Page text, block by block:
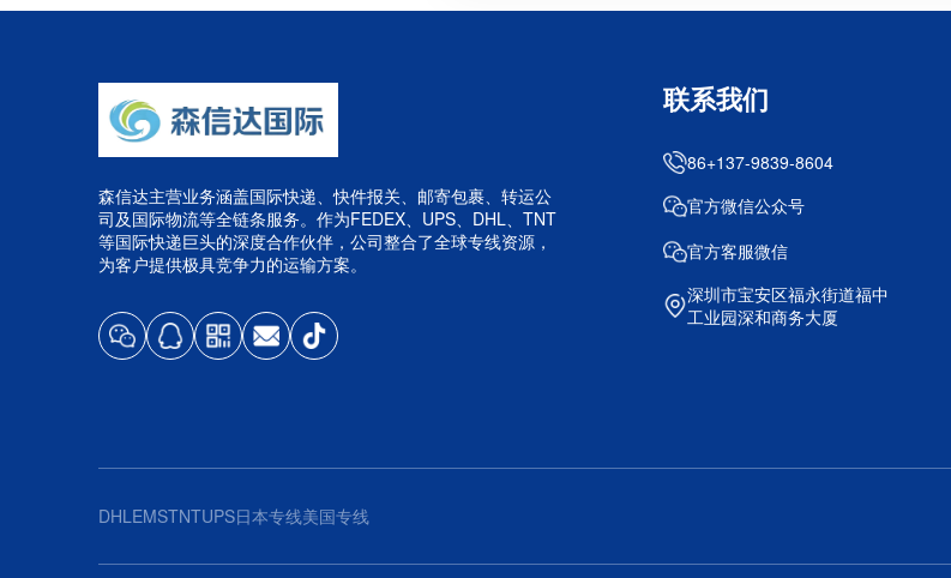
森信达主营业务涵盖国际快递、快件报关、邮寄包裹、转运公
司及国际物流等全链条服务。作为FEDEX、UPS、DHL、TNT
等国际快递巨头的深度合作伙伴，公司整合了全球专线资源，
为客户提供极具竞争力的运输方案。
联系我们
86+137-9839-8604
官方微信公众号
官方客服微信
深圳市宝安区福永街道福中
工业园深和商务大厦
DHL EMSTNTUPS日本专线美国专线